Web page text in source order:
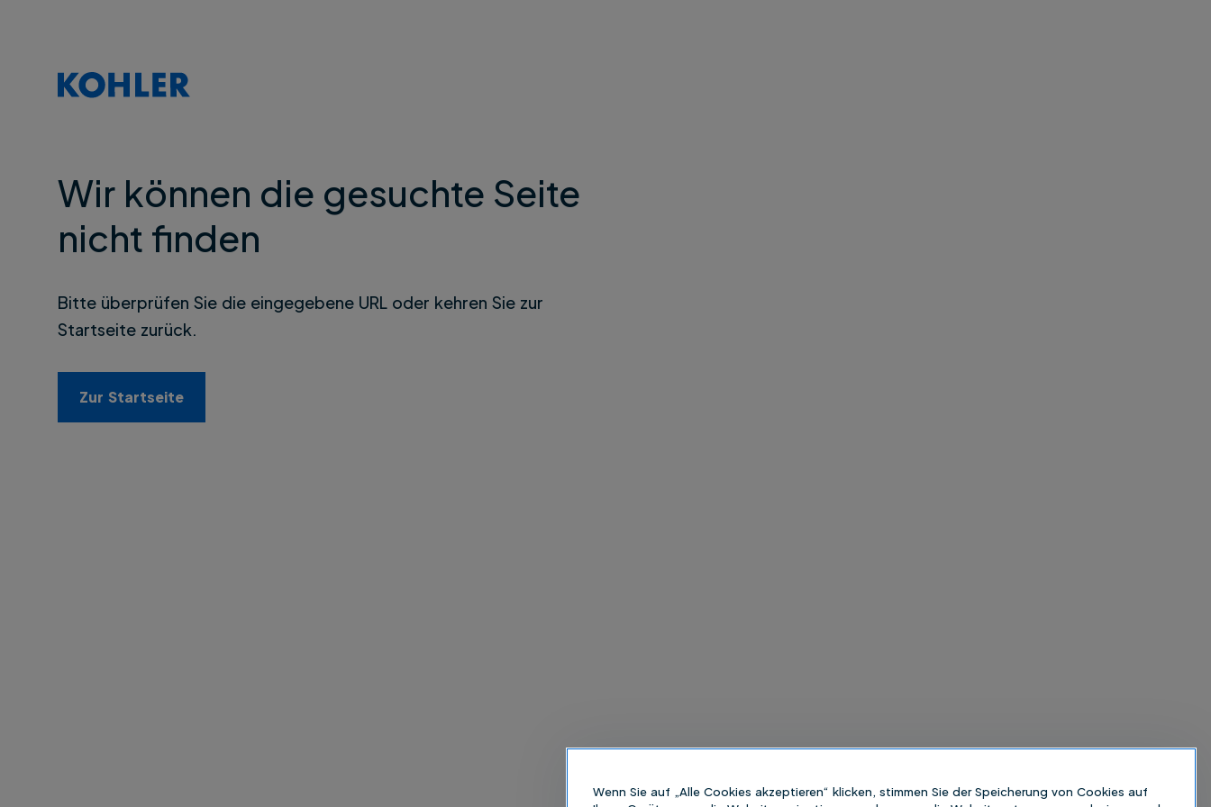
Wir können die gesuchte Seite
nicht finden
Bitte überprüfen Sie die eingegebene URL oder kehren Sie zur
Startseite zurück.
Zur Startseite
Wenn Sie auf „Alle Cookies akzeptieren“ klicken, stimmen Sie der Speicherung von Cookies auf